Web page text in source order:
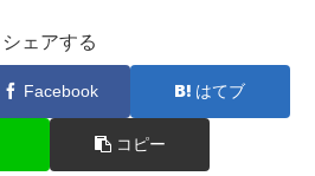
シェアする
Facebook はてブ
コピー